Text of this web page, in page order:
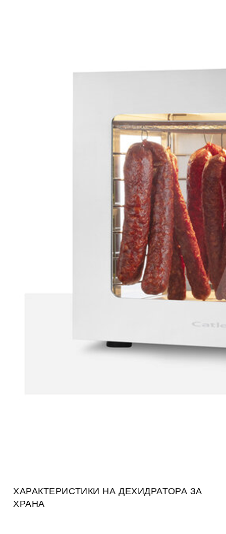
ХАРАКТЕРИСТИКИ НА ДЕХИДРАТОРА ЗА
ХРАНА